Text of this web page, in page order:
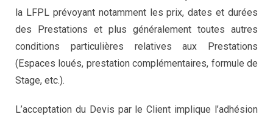
la LFPL prévoyant notamment les prix, dates et durées
des Prestations et plus généralement toutes autres
conditions particulières relatives aux Prestations
(Espaces loués, prestation complémentaires, formule de
Stage, etc.).
L’acceptation du Devis par le Client implique l’adhésion